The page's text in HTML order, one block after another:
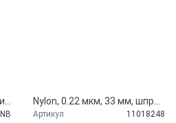
Артикул
11018248